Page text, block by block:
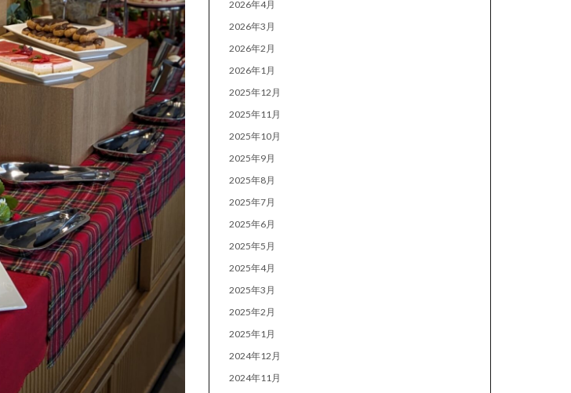
2026年4月
2026年3月
2026年2月
2026年1月
2025年12月
2025年11月
2025年10月
2025年9月
2025年8月
2025年7月
2025年6月
2025年5月
2025年4月
2025年3月
2025年2月
2025年1月
2024年12月
2024年11月